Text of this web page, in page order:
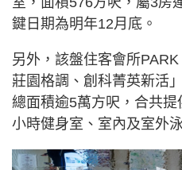
鍵日期為明年12月底。
另外，該盤住客會所
莊園格調、創科菁英新活
總面積逾5萬方呎，合共
小時健身室、室內及室外